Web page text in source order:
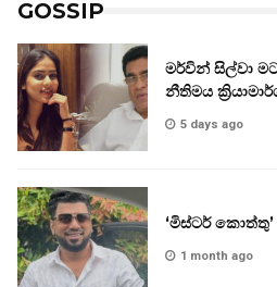
GOSSIP
මර්වින් සිල්වා
නීතිමය
5 days ago
‘මිස්ටර්
1 month ago